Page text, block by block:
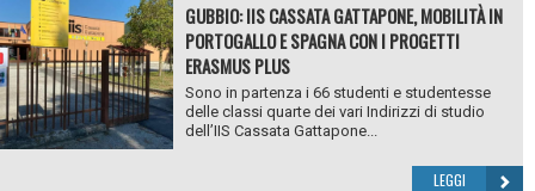
GUBBIO: IIS CASSATA GATTAPONE, MOBILITÀ IN
PORTOGALLO E SPAGNA CON I PROGETTI
ERASMUS PLUS
Sono in partenza i 66 studenti e studentesse
delle classi quarte dei vari Indirizzi di studio
dell’IIS Cassata Gattapone...
LEGGI